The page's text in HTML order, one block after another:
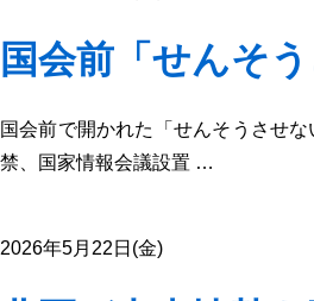
国会前「せんそ
国会前で開かれた「せんそうさせ
禁、国家情報会議設置 …
2026年5月22日(金)